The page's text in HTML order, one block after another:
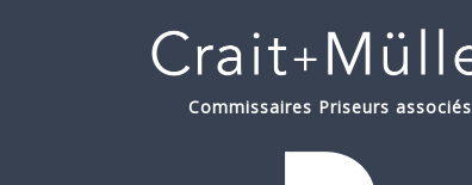
Commissaires Priseurs associés